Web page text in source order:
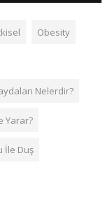
Obesity
Nelerdir?
Yarar?
İle Duş